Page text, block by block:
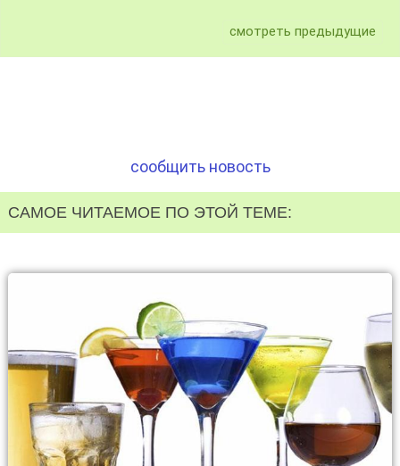
смотреть предыдущие
сообщить новость
САМОЕ ЧИТАЕМОЕ ПО ЭТОЙ ТЕМЕ: